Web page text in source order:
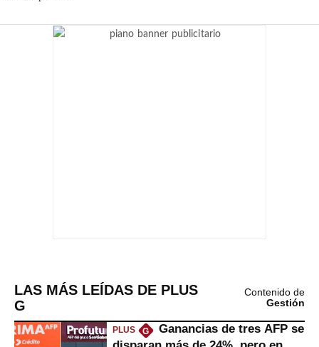
LAS MÁS LEÍDAS DE PLUS
G
Contenido de
Gestión
PLUS G
Ganancias de tres AFP se